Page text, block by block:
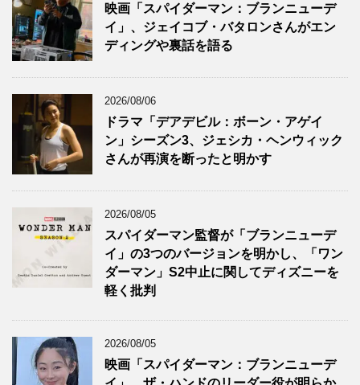
映画「スパイダーマン：ブランニューデ
イ」、ジェイコブ・バタロンさんがエン
ディングや裏話を語る
2026/08/06
ドラマ「デアデビル：ボーン・アゲイ
ン」シーズン3、ジェシカ・ヘンウィック
さんが再演を断ったと明かす
2026/08/05
スパイダーマン監督が「ブランニューデ
イ」の3つのバージョンを明かし、「ワン
ダーマン」S2中止に関してディズニーを
軽く批判
2026/08/05
映画「スパイダーマン：ブランニューデ